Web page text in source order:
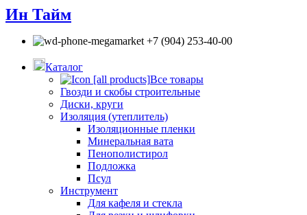
Ин Тайм
+7 (904) 253-40-00
Каталог
Все товары
Гвозди и скобы строительные
Диски, круги
Изоляция (утеплитель)
Изоляционные пленки
Минеральная вата
Пенополистирол
Подложка
Псул
Инструмент
Для кафеля и стекла